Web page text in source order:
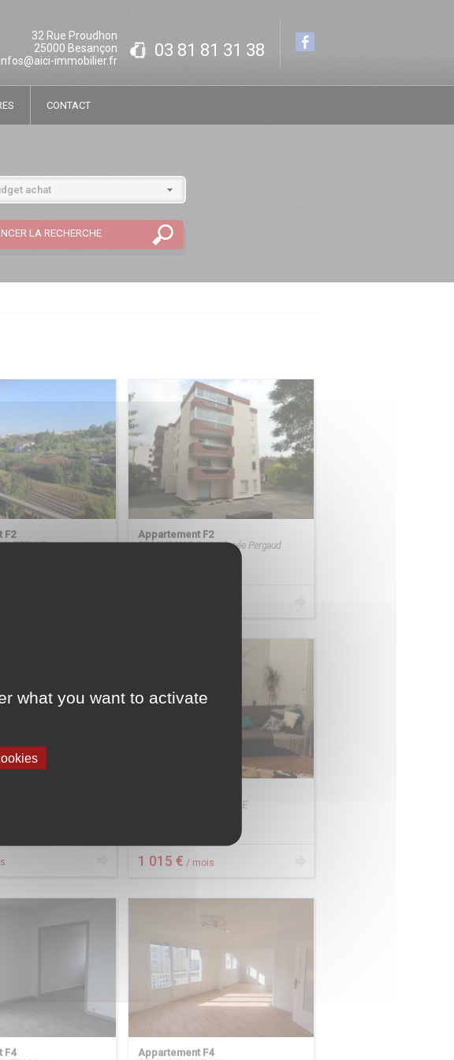
03 81 81 31 38
32 Rue Proudhon
25000 Besançon
infos@aici-immobilier.fr
CONTACT
F2 Appartement F2
BESANCON Palente - lycée Pergaud
VILLE
BESANCON CENTRE VILLE
1 015 € / mois
F4 Appartement F4
what you want to activate